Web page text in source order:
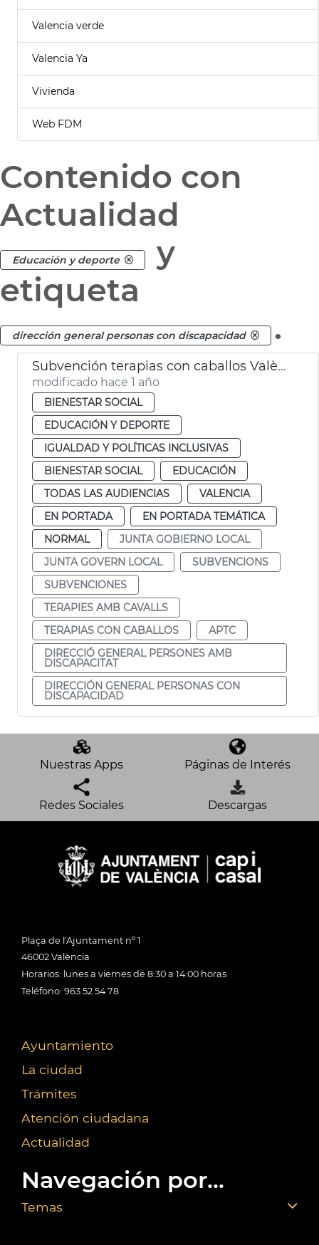
Valencia verde
Valencia Ya
Vivienda
Web FDM
Contenido con
Actualidad
Educación y deporte
y
etiqueta
dirección general personas con discapacidad .
Subvención terapias con caballos València
modificado hace 1 año
BIENESTAR SOCIAL
EDUCACIÓN Y DEPORTE
IGUALDAD Y POLÍTICAS INCLUSIVAS
BIENESTAR SOCIAL
EDUCACIÓN
TODAS LAS AUDIENCIAS
VALENCIA
EN PORTADA
EN PORTADA TEMÁTICA
NORMAL
JUNTA GOBIERNO LOCAL
JUNTA GOVERN LOCAL
SUBVENCIONS
SUBVENCIONES
TERAPIES AMB CAVALLS
TERAPIAS CON CABALLOS
APTC
DIRECCIÓ GENERAL PERSONES AMB
DISCAPACITAT
DIRECCIÓN GENERAL PERSONAS CON
DISCAPACIDAD
Nuestras Apps Páginas de Interés
Redes Sociales Descargas
Plaça de l'Ajuntament nº 1
46002 València
Horarios: lunes a viernes de 8:30 a 14:00 horas
Teléfono: 963 52 54 78
Ayuntamiento
La ciudad
Trámites
Atención ciudadana
Actualidad
Navegación por...
Temas